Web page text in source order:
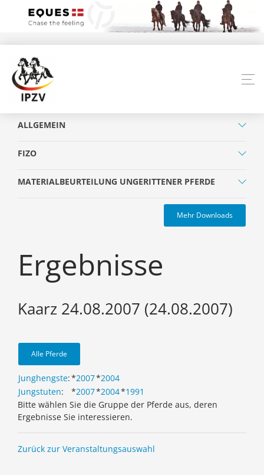
ALLGEMEIN
FIZO
MATERIALBEURTEILUNG UNGERITTENER PFERDE
Mehr Downloads
Ergebnisse
Kaarz 24.08.2007 (24.08.2007)
Alle Pferde
Junghengste:*2007*2004
Jungstuten: *2007*2004*1991
Bitte wählen Sie die Gruppe der Pferde aus, deren
Ergebnisse Sie interessieren.
Zurück zur Veranstaltungsauswahl